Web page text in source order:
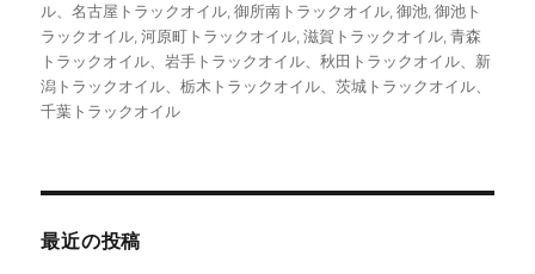
ル、名古屋トラックオイル ,御所南トラックオイル ,御池 ,御池ト
ラックオイル ,河原町トラックオイル ,滋賀トラックオイル ,青森
トラックオイル、岩手トラックオイル、秋田トラックオイル、新
潟トラックオイル、栃木トラックオイル、茨城トラックオイル、
千葉トラックオイル
最近の投稿